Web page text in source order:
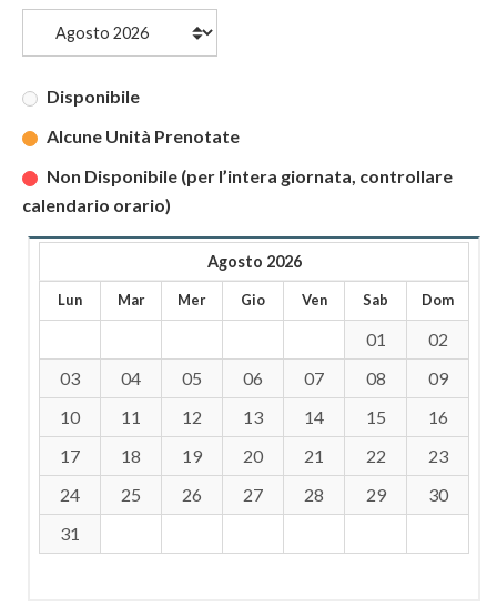
Disponibile
Alcune Unità Prenotate
Non Disponibile (per l’intera giornata, controllare
calendario orario)
Agosto 2026
Lun Mar Mer Gio Ven Sab Dom
01
02
03
04 05 06 07 08
09
10
11 12 13 14 15
16
17
18 19 20 21 22
23
24
25 26 27 28 29
30
31